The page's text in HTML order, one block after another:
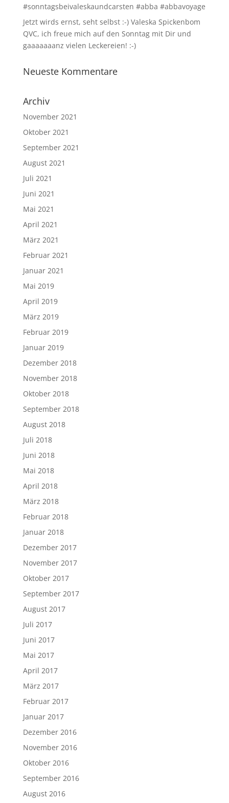
#sonntagsbeivaleskaundcarsten #abba #abbavoyage
Jetzt wirds ernst, seht selbst :-) Valeska Spickenbom
QVC, ich freue mich auf den Sonntag mit Dir und
gaaaaaaanz vielen Leckereien! :-)
Neueste Kommentare
Archiv
November 2021
Oktober 2021
September 2021
August 2021
Juli 2021
Juni 2021
Mai 2021
April 2021
März 2021
Februar 2021
Januar 2021
Mai 2019
April 2019
März 2019
Februar 2019
Januar 2019
Dezember 2018
November 2018
Oktober 2018
September 2018
August 2018
Juli 2018
Juni 2018
Mai 2018
April 2018
März 2018
Februar 2018
Januar 2018
Dezember 2017
November 2017
Oktober 2017
September 2017
August 2017
Juli 2017
Juni 2017
Mai 2017
April 2017
März 2017
Februar 2017
Januar 2017
Dezember 2016
November 2016
Oktober 2016
September 2016
August 2016